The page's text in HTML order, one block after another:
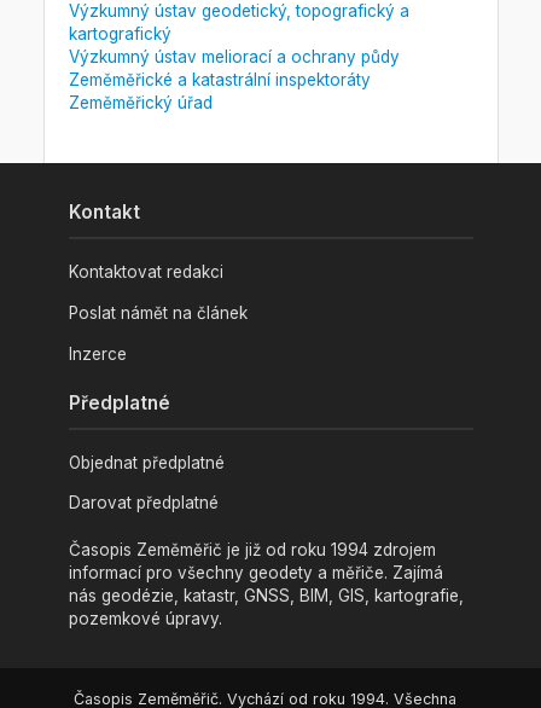
Výzkumný ústav geodetický, topografický a
kartografický
Výzkumný ústav meliorací a ochrany půdy
Zeměměřické a katastrální inspektoráty
Zeměměřický úřad
Kontakt
Kontaktovat redakci
Poslat námět na článek
Inzerce
Předplatné
Objednat předplatné
Darovat předplatné
Časopis Zeměměřič je již od roku 1994 zdrojem
informací pro všechny geodety a měřiče. Zajímá
nás geodézie, katastr, GNSS, BIM, GIS, kartografie,
pozemkové úpravy.
Časopis Zeměměřič. Vychází od roku 1994. Všechna